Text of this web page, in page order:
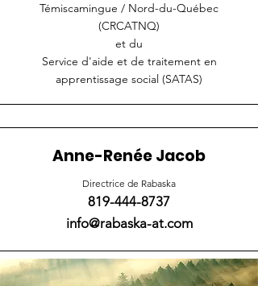
Témiscamingue / Nord-du-Québec
(CRCATNQ)
et du
Service d'aide et de traitement en
apprentissage social (SATAS)
Anne-Renée Jacob
Directrice de Rabaska
819-444-8737
info@rabaska-at.com